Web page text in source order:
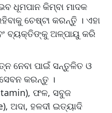
ଧୂମପାନ କିମ୍ବା ମାଦକ
ଚେଷ୍ଟା କରନ୍ତିୁ । ଏହା
ବ୍ୟକ୍ତିଙ୍କୁ ଅଳ୍ପାୟୁ କରି
ନେବା ପାଇଁ ସନ୍ତୁଳିତ ଓ
କରନ୍ତୁ ।
ଫଳ, ସବୁଜ
ଅଦା, ହଳଦୀ ଇତ୍ୟାଦି